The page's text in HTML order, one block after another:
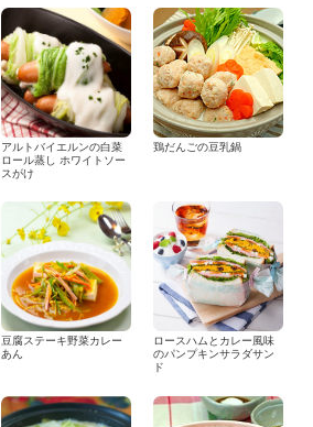
アルトバイエルンの白菜
ロール蒸し ホワイトソー
スがけ
鶏だんごの豆乳鍋
豆腐ステーキ野菜カレー
あん
ロースハムとカレー風味
のパンプキンサラダサン
ド